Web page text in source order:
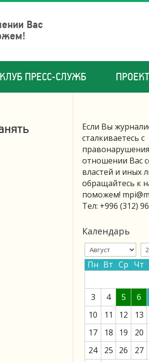
Вас
КЛУБ ПРЕСС-СЛУЖБ
Если Вы
сталкиваетесь с
отношении Вас
властей и иных
обращайтесь к
поможем!
Тел: +996 (312)
Календарь
Пн Вт Ср Чт
3
4 5 6
10
11 12 13
17
18 19 20
24
25 26 27